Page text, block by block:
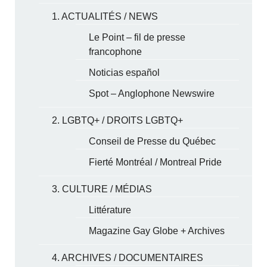
1. ACTUALITÉS / NEWS
Le Point – fil de presse
francophone
Noticias español
Spot – Anglophone Newswire
2. LGBTQ+ / DROITS LGBTQ+
Conseil de Presse du Québec
Fierté Montréal / Montreal Pride
3. CULTURE / MÉDIAS
Littérature
Magazine Gay Globe + Archives
4. ARCHIVES / DOCUMENTAIRES